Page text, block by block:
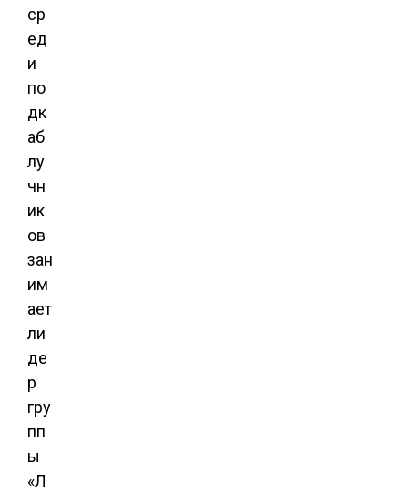
ср
ед
и
по
дк
аб
лу
чн
ик
ов
зан
им
ает
ли
де
р
гру
пп
ы
«Л